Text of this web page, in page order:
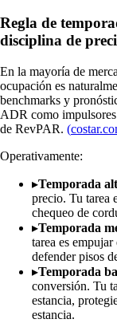
Regla de
disciplina de
En la mayoría de
ocupación es
benchmarks y
ADR como impulsores
de RevPAR. (
Operativamente:
▸Temporada
precio. Tu tarea
chequeo de
▸Temporada
tarea es
defender pisos
▸Temporada
conversión. Tu
estancia,
estancia.